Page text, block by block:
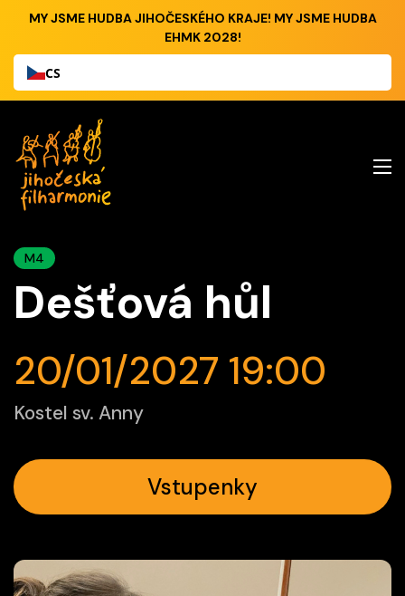
MY JSME HUDBA JIHOČESKÉHO KRAJE! MY JSME HUDBA
EHMK 2028!
CS
M4
Dešťová hůl
20/01/2027 19:00
Kostel sv. Anny
Vstupenky